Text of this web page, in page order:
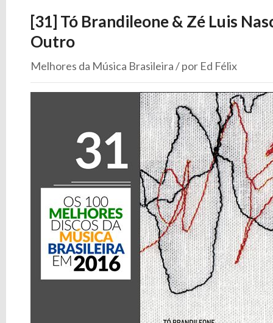
[31] Tó Brandileone & Zé Luis
Outro
Melhores da Música Brasileira / por Ed Félix